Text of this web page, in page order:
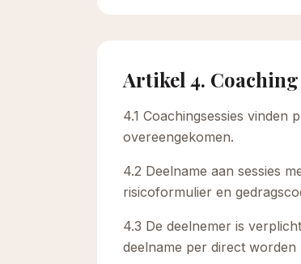
Artikel 4.
4.1 Coachingsessies vinden
overeengekomen.
4.2 Deelname aan sessies
risicoformulier en
4.3 De deelnemer is
deelname per direct worden